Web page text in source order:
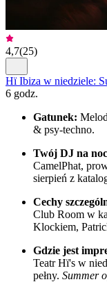
4,7(25)
Hï Ibiza w niedziele:
6 godz.
Gatunek:
& psy-techno.
Twój DJ na
CamelPhat,
sierpień z
Cechy
Club Room w
Klockiem,
Gdzie jest
Teatr Hï's w
pełny. Summer